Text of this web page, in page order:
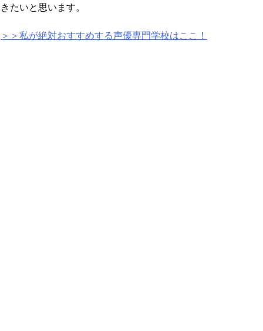
きたいと思います。
＞＞私が絶対おすすめする声優専門学校はここ！